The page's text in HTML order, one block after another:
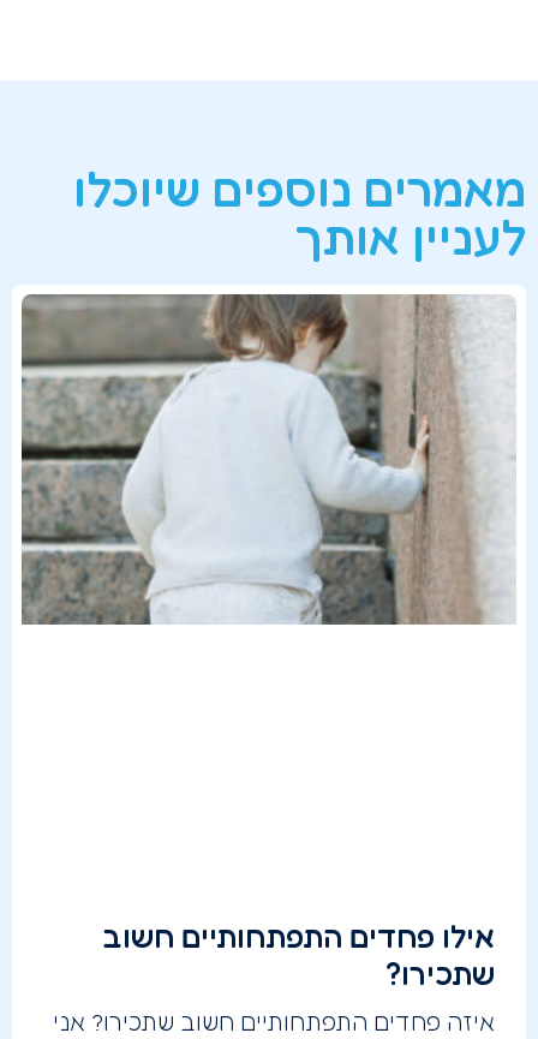
מאמרים נוספים שיוכלו
לעניין אותך
אילו פחדים התפתחותיים חשוב
שתכירו?
איזה פחדים התפתחותיים חשוב שתכירו? אני